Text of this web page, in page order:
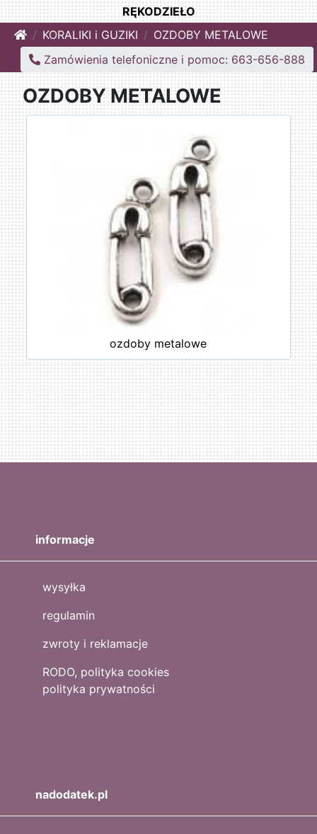
RĘKODZIEŁO
HomeKORALIKI i GUZIKI
OZDOBY METALOWE
Zamówienia telefoniczne i pomoc: 663-656-888
OZDOBY METALOWE
ozdoby metalowe
informacje
wysyłka
regulamin
zwroty i reklamacje
RODO, polityka cookies
polityka prywatności
nadodatek.pl